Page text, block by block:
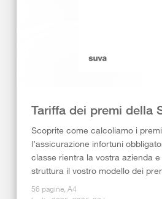
Tariffa dei premi della
Scoprite come calcoliamo i
l’assicurazione infortuni
classe rientra la vostra azienda
struttura il vostro modello dei
56 pagine, A4